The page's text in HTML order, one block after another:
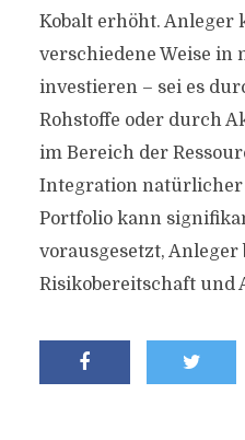
Kobalt erhöht. Anleger
verschiedene Weise in
investieren – sei es
Rohstoffe oder durch
im Bereich der
Integration natürlicher
Portfolio kann
vorausgesetzt,
Risikobereitschaft und